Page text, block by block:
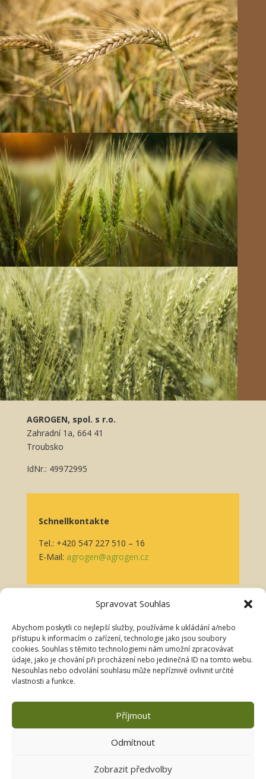
Spravovat Souhlas
Abychom poskytli co nejlepší služby, používáme k ukládání a/nebo
přístupu k informacím o zařízení, technologie jako jsou soubory
cookies. Souhlas s těmito technologiemi nám umožní zpracovávat
údaje, jako je chování při procházení nebo jedinečná ID na tomto webu.
Nesouhlas nebo odvolání souhlasu může nepříznivě ovlivnit určité
vlastnosti a funkce.
Příjmout
Odmítnout
Zobrazit předvolby
AGROGEN, spol. s r.o.
Zahradní 1a, 664 41
Troubsko
IdNr.: 49972995
Schnellkontakte
Tel.: +420 547 227 510 – 16
E-Mail: agrogen@agrogen.cz
Datenschutzerklärung
Cookies
C, Einlage 13728 eingetragen